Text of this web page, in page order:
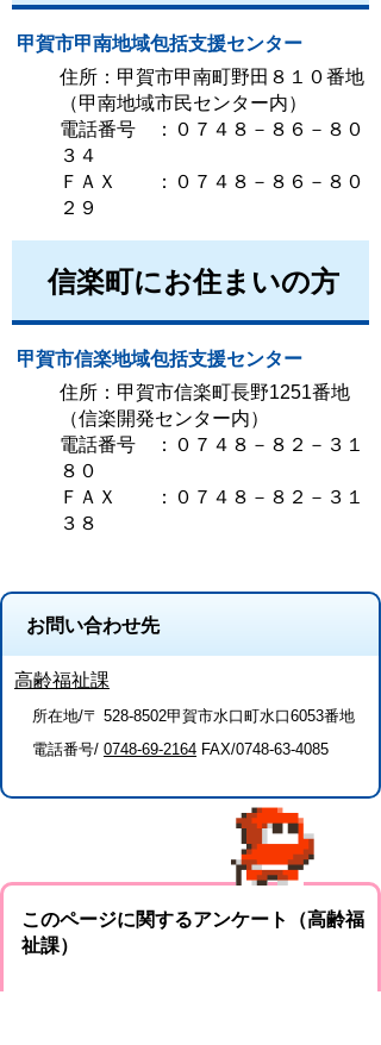
甲賀市甲南地域包括支援センター
住所：甲賀市甲南町野田８１０番地
（甲南地域市民センター内）
電話番号 ：０７４８－８６－８０
３４
ＦＡＸ ：０７４８－８６－８０
２９
信楽町にお住まいの方
甲賀市信楽地域包括支援センター
住所：甲賀市信楽町長野1251番地
（信楽開発センター内）
電話番号 ：０７４８－８２－３１
８０
ＦＡＸ ：０７４８－８２－３１
３８
お問い合わせ先
高齢福祉課
所在地/〒 528-8502甲賀市水口町水口6053番地
電話番号/ 0748-69-2164 FAX/0748-63-4085
このページに関するアンケート（高齢福
祉課）